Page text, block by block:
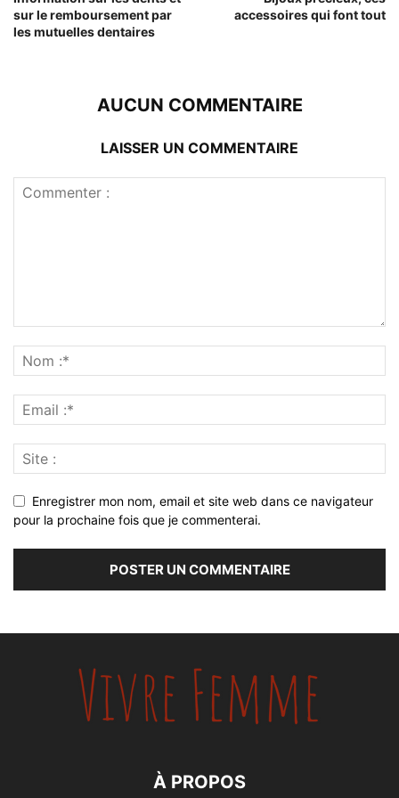
sur le remboursement par
les mutuelles dentaires
accessoires qui font tout
AUCUN COMMENTAIRE
LAISSER UN COMMENTAIRE
Enregistrer mon nom, email et site web dans ce navigateur
pour la prochaine fois que je commenterai.
À PROPOS